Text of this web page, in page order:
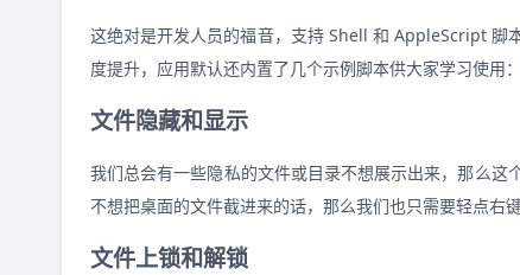
这绝对是开发人员的福音，支持 Shell 和 AppleScript 脚
度提升，应用默认还内置了几个示例脚本供大家学习使用
文件隐藏和显示
我们总会有一些隐私的文件或目录不想展示出来，那么
不想把桌面的文件截进来的话，那么我们也只需要轻点右
文件上锁和解锁